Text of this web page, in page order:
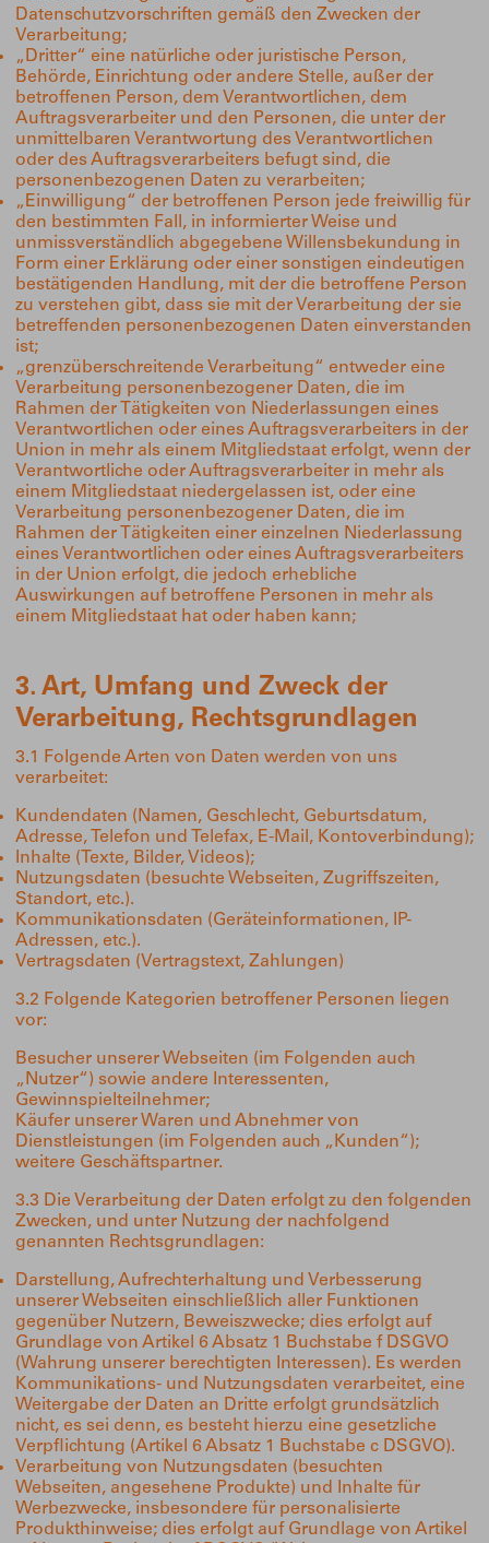
Datenschutzvorschriften gemäß den Zwecken der
Verarbeitung;
„Dritter“ eine natürliche oder juristische Person,
Behörde, Einrichtung oder andere Stelle, außer der
betroffenen Person, dem Verantwortlichen, dem
Auftragsverarbeiter und den Personen, die unter der
unmittelbaren Verantwortung des Verantwortlichen
oder des Auftragsverarbeiters befugt sind, die
personenbezogenen Daten zu verarbeiten;
„Einwilligung“ der betroffenen Person jede freiwillig für
den bestimmten Fall, in informierter Weise und
unmissverständlich abgegebene Willensbekundung in
Form einer Erklärung oder einer sonstigen eindeutigen
bestätigenden Handlung, mit der die betroffene Person
zu verstehen gibt, dass sie mit der Verarbeitung der sie
betreffenden personenbezogenen Daten einverstanden
ist;
„grenzüberschreitende Verarbeitung“ entweder eine
Verarbeitung personenbezogener Daten, die im
Rahmen der Tätigkeiten von Niederlassungen eines
Verantwortlichen oder eines Auftragsverarbeiters in der
Union in mehr als einem Mitgliedstaat erfolgt, wenn der
Verantwortliche oder Auftragsverarbeiter in mehr als
einem Mitgliedstaat niedergelassen ist, oder eine
Verarbeitung personenbezogener Daten, die im
Rahmen der Tätigkeiten einer einzelnen Niederlassung
eines Verantwortlichen oder eines Auftragsverarbeiters
in der Union erfolgt, die jedoch erhebliche
Auswirkungen auf betroffene Personen in mehr als
einem Mitgliedstaat hat oder haben kann;
3. Art, Umfang und Zweck der
Verarbeitung, Rechtsgrundlagen
3.1 Folgende Arten von Daten werden von uns
verarbeitet:
Kundendaten (Namen, Geschlecht, Geburtsdatum,
Adresse, Telefon und Telefax, E-Mail, Kontoverbindung);
Inhalte (Texte, Bilder, Videos);
Nutzungsdaten (besuchte Webseiten, Zugriffszeiten,
Standort, etc.).
Kommunikationsdaten (Geräteinformationen, IP-
Adressen, etc.).
Vertragsdaten (Vertragstext, Zahlungen)
3.2 Folgende Kategorien betroffener Personen liegen
vor:
Besucher unserer Webseiten (im Folgenden auch
„Nutzer“) sowie andere Interessenten,
Gewinnspielteilnehmer;
Käufer unserer Waren und Abnehmer von
Dienstleistungen (im Folgenden auch „Kunden“);
weitere Geschäftspartner.
3.3 Die Verarbeitung der Daten erfolgt zu den folgenden
Zwecken, und unter Nutzung der nachfolgend
genannten Rechtsgrundlagen:
Darstellung, Aufrechterhaltung und Verbesserung
unserer Webseiten einschließlich aller Funktionen
gegenüber Nutzern, Beweiszwecke; dies erfolgt auf
Grundlage von Artikel 6 Absatz 1 Buchstabe f DSGVO
(Wahrung unserer berechtigten Interessen). Es werden
Kommunikations- und Nutzungsdaten verarbeitet, eine
Weitergabe der Daten an Dritte erfolgt grundsätzlich
nicht, es sei denn, es besteht hierzu eine gesetzliche
Verpflichtung (Artikel 6 Absatz 1 Buchstabe c DSGVO).
Verarbeitung von Nutzungsdaten (besuchten
Webseiten, angesehene Produkte) und Inhalte für
Werbezwecke, insbesondere für personalisierte
Produkthinweise; dies erfolgt auf Grundlage von Artikel